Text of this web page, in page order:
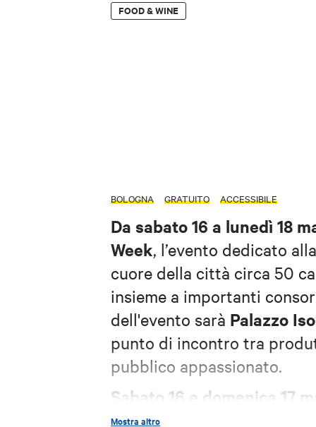
FOOD & WINE
BOLOGNA GRATUITO ACCESSIBILE
Da sabato 16 a lunedì 18
Week, l’evento dedicato
cuore della città circa 50
insieme a importanti
dell'evento sarà Palazzo
punto di incontro tra
pubblico appassionato.
Sabato 16 e domenica 17
pubblico
Mostra altro